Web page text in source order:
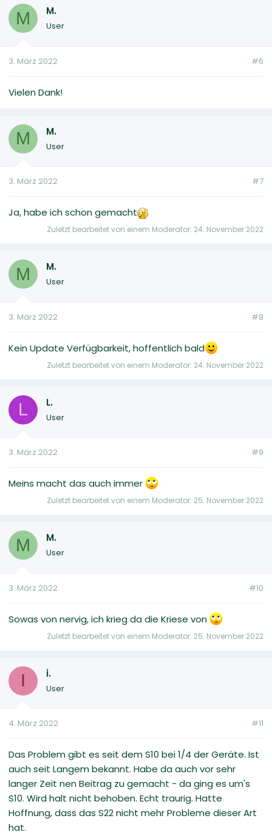
M M.
User
3. März 2022 #6
Vielen Dank!
M M.
User
3. März 2022 #7
Ja, habe ich schon gemacht
Zuletzt bearbeitet von einem Moderator: 24. November 2022
M M.
User
3. März 2022 #8
Kein Update Verfügbarkeit, hoffentlich bald
Zuletzt bearbeitet von einem Moderator: 24. November 2022
L L.
User
3. März 2022 #9
Meins macht das auch immer
Zuletzt bearbeitet von einem Moderator: 25. November 2022
M M.
User
3. März 2022 #10
Sowas von nervig, ich krieg da die Kriese von
Zuletzt bearbeitet von einem Moderator: 25. November 2022
I i.
User
4. März 2022 #11
Das Problem gibt es seit dem S10 bei 1/4 der Geräte. Ist
auch seit Langem bekannt. Habe da auch vor sehr
langer Zeit nen Beitrag zu gemacht - da ging es um's
S10. Wird halt nicht behoben. Echt traurig. Hatte
Hoffnung, dass das S22 nicht mehr Probleme dieser Art
hat.